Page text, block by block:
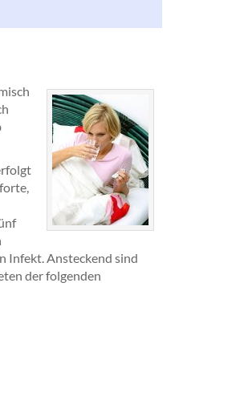
Infekt. Ansteckend sind
der folgenden